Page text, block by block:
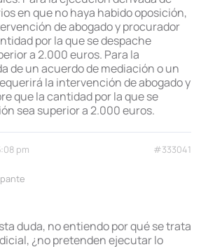
en que no haya habido oposición,
de abogado y procurador
por la que se despache
a 2.000 euros. Para la
de un acuerdo de mediación o un
la intervención de abogado y
que la cantidad por la que se
sea superior a 2.000 euros.
pm #333041
duda, no entiendo por qué se trata
¿no pretenden ejecutar lo